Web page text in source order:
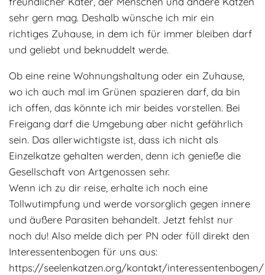
sehr gern mag. Deshalb wünsche ich mir ein
richtiges Zuhause, in dem ich für immer bleiben darf
und geliebt und beknuddelt werde.
Ob eine reine Wohnungshaltung oder ein Zuhause,
wo ich auch mal im Grünen spazieren darf, da bin
ich offen, das könnte ich mir beides vorstellen. Bei
Freigang darf die Umgebung aber nicht gefährlich
sein. Das allerwichtigste ist, dass ich nicht als
Einzelkatze gehalten werden, denn ich genieße die
Gesellschaft von Artgenossen sehr.
Wenn ich zu dir reise, erhalte ich noch eine
Tollwutimpfung und werde vorsorglich gegen innere
und äußere Parasiten behandelt. Jetzt fehlst nur
noch du! Also melde dich per PN oder füll direkt den
Interessentenbogen für uns aus:
https://seelenkatzen.org/kontakt/interessentenbogen/